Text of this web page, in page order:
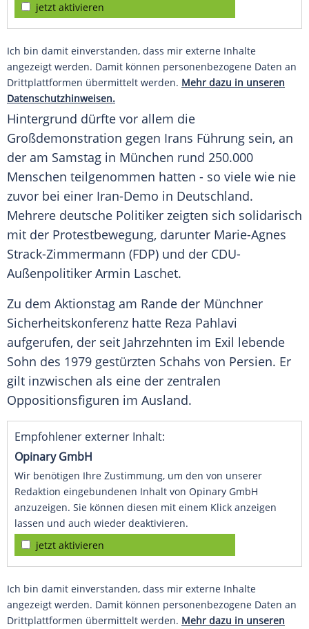
jetzt aktivieren
Ich bin damit einverstanden, dass mir externe Inhalte
angezeigt werden. Damit können personenbezogene Daten an
Drittplattformen übermittelt werden. Mehr dazu in unseren
Datenschutzhinweisen.
Hintergrund dürfte vor allem die
Großdemonstration gegen Irans Führung sein, an
der am Samstag in München rund 250.000
Menschen teilgenommen hatten - so viele wie nie
zuvor bei einer Iran-Demo in Deutschland.
Mehrere deutsche Politiker zeigten sich solidarisch
mit der Protestbewegung, darunter Marie-Agnes
Strack-Zimmermann (FDP) und der CDU-
Außenpolitiker Armin Laschet.
Zu dem Aktionstag am Rande der Münchner
Sicherheitskonferenz hatte Reza Pahlavi
aufgerufen, der seit Jahrzehnten im Exil lebende
Sohn des 1979 gestürzten Schahs von Persien. Er
gilt inzwischen als eine der zentralen
Oppositionsfiguren im Ausland.
Empfohlener externer Inhalt:
Opinary GmbH
Wir benötigen Ihre Zustimmung, um den von unserer
Redaktion eingebundenen Inhalt von Opinary GmbH
anzuzeigen. Sie können diesen mit einem Klick anzeigen
lassen und auch wieder deaktivieren.
jetzt aktivieren
Ich bin damit einverstanden, dass mir externe Inhalte
angezeigt werden. Damit können personenbezogene Daten an
Drittplattformen übermittelt werden. Mehr dazu in unseren